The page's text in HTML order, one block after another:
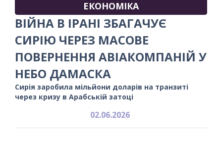
ЕКОНОМІКА
ВІЙНА В ІРАНІ ЗБАГАЧУЄ
СИРІЮ ЧЕРЕЗ МАСОВЕ
ПОВЕРНЕННЯ АВІАКОМПАНІЙ У
НЕБО ДАМАСКА
Сирія заробила мільйони доларів на транзиті
через кризу в Арабській затоці
02.06.2026